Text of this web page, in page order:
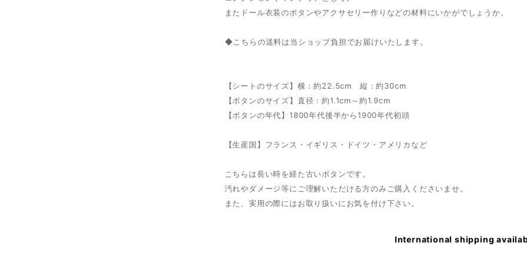
またドール衣装のボタンやアクサセリー作りなどの材料にいかがでしょうか。
◆こちらの送料は当ショップ負担でお届けいたします。
【シートのサイズ】横：約22.5cm 縦：約30cm
【ボタンのサイズ】直径：約1.1cm～約1.9cm
【ボタンの年代】1800年代後半から1900年代初頭
【生産国】フランス・イギリス・ドイツ・アメリカなど
こちらは長い時を経た古いボタンです。
汚れやダメージ等にご理解いただける方のみご購入くださいませ。
また、実用の際にはお取り扱いにお気を付け下さい。
International shipping